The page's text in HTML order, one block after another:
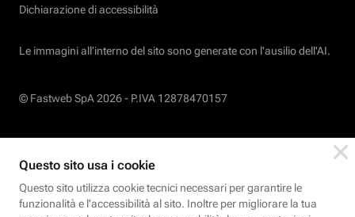
Dichiarazione di accessibilità
Le immagini all’interno del sito sono generate con l'ausilio dell'AI.
© Fastweb SpA 2026 - P.IVA 12878470157